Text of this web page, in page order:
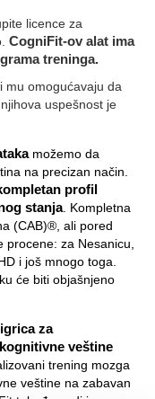
licence za
CogniFit-ov alat ima
treninga.
mu omogućavaju da
uspešnost je
možemo da
na precizan način.
profil
stanja. Kompletna
(CAB)®, ali pored
za Nesanicu,
i još mnogo toga.
će biti objašnjeno
za
veštine
trening mozga
veštine na zabavan